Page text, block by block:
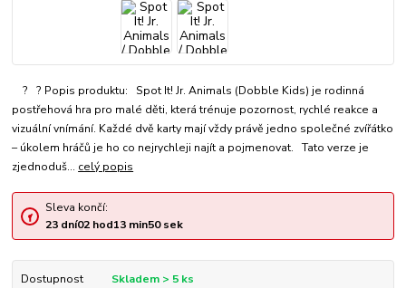
? ? Popis produktu: Spot It! Jr. Animals (Dobble Kids) je rodinná
postřehová hra pro malé děti, která trénuje pozornost, rychlé reakce a
vizuální vnímání. Každé dvě karty mají vždy právě jedno společné zvířátko
– úkolem hráčů je ho co nejrychleji najít a pojmenovat. Tato verze je
zjednoduš... celý popis
Sleva končí:
23 dní02hod13min50sek
Dostupnost Skladem > 5 ks